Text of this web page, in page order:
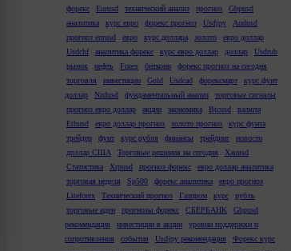
форекс Eurusd технический анализ прогноз
Gbpusd
аналитика
курс евро форекс прогноз Usdjpy
Audusd
прогноз eurusd
евро курс доллара золото
евро доллар
Usdchf
аналитика форекс курс евро доллар доллар
Usdrub
рынок
нефть Forex биткоин
форекс прогноз на сегодня
торговля
инвестиции Gold Usdcad форексмарт
курс фунт
доллар
Nzdusd фундаментальный анализ
торговые сигналы
прогноз евро доллар
акции экономика Btcusd
валюта
Ethusd
евро доллар прогноз золото прогноз
курс фунта
трейдер
фунт курс рубля финансы трейдинг
новости
доллар США
Торговые решения на сегодня
Xauusd
Статистика
Xrpusd прогноз форекс
евро доллар аналитика
торговая неделя
Sp500 форекс аналитика
евро прогноз
Liteforex
Технический прогноз Газпром курс
рубль
торговые идеи
прогнозы форекс СБЕРБАНК
Gbpusd
рекомендация
инвестиции в акции
уровни поддержки и
сопротивления
события Usdjpy рекомендация
Форекс курс